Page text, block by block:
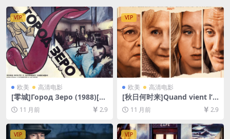
VIP
欧美 高清电影
[零城]Город Зеро (1988)[百
度网盘+夸克网盘1080P超清
未删减资源][网盘在线播放/下
载][MP4/6.6GB][中文字幕]
11 月前 2.9
VIP
欧美 高清电影
[秋日何时来]Quand vient l’a
utomne (2024)[百度网盘+夸
克网盘1080P超清未删减资源]
[网盘在线播放/下载][MP4/6.
8GB][中文字幕]
11 月前 2.9
VIP VIP